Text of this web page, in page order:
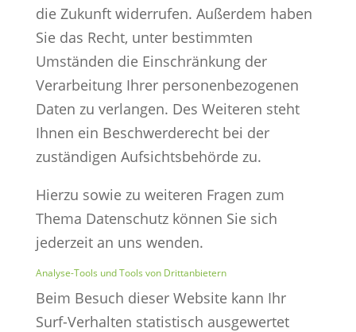
die Zukunft widerrufen. Außerdem haben
Sie das Recht, unter bestimmten
Umständen die Einschränkung der
Verarbeitung Ihrer personenbezogenen
Daten zu verlangen. Des Weiteren steht
Ihnen ein Beschwerderecht bei der
zuständigen Aufsichtsbehörde zu.
Hierzu sowie zu weiteren Fragen zum
Thema Datenschutz können Sie sich
jederzeit an uns wenden.
Analyse-Tools und Tools von Dritt­anbietern
Beim Besuch dieser Website kann Ihr
Surf-Verhalten statistisch ausgewertet